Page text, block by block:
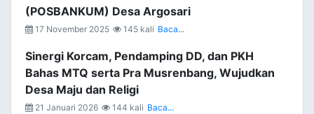
(POSBANKUM) Desa Argosari
17 November 2025 145 kali Baca...
Sinergi Korcam, Pendamping DD, dan PKH
Bahas MTQ serta Pra Musrenbang, Wujudkan
Desa Maju dan Religi
21 Januari 2026 144 kali Baca...